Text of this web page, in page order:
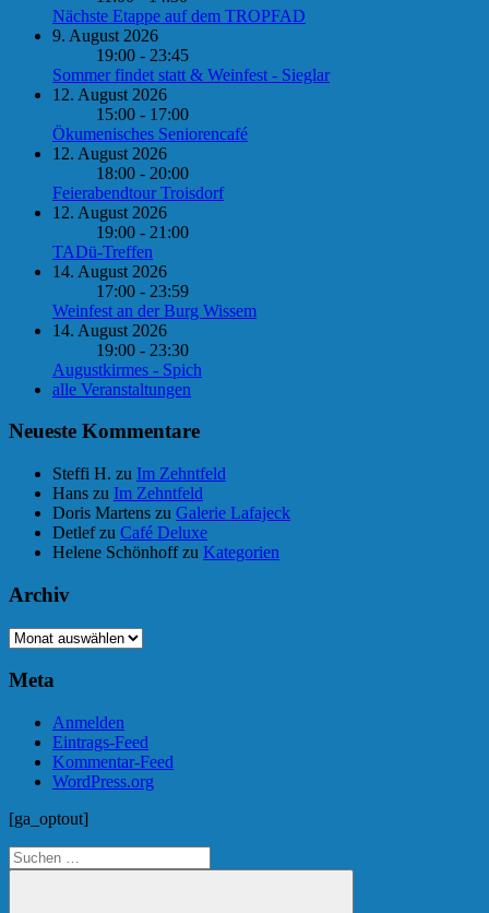
Nächste Etappe auf dem TROPFAD
9. August 2026
19:00 - 23:45
Sommer findet statt & Weinfest - Sieglar
12. August 2026
15:00 - 17:00
Ökumenisches Seniorencafé
12. August 2026
18:00 - 20:00
Feierabendtour Troisdorf
12. August 2026
19:00 - 21:00
TADü-Treffen
14. August 2026
17:00 - 23:59
Weinfest an der Burg Wissem
14. August 2026
19:00 - 23:30
Augustkirmes - Spich
alle Veranstaltungen
Neueste Kommentare
Steffi H. zu Im Zehntfeld
Hans zu Im Zehntfeld
Doris Martens zu Galerie Lafajeck
Detlefzu Café Deluxe
Helene Schönhoffzu Kategorien
Archiv
Archiv
Meta
Anmelden
Eintrags-Feed
Kommentar-Feed
WordPress.org
[ga_optout]
Suchen
nach: